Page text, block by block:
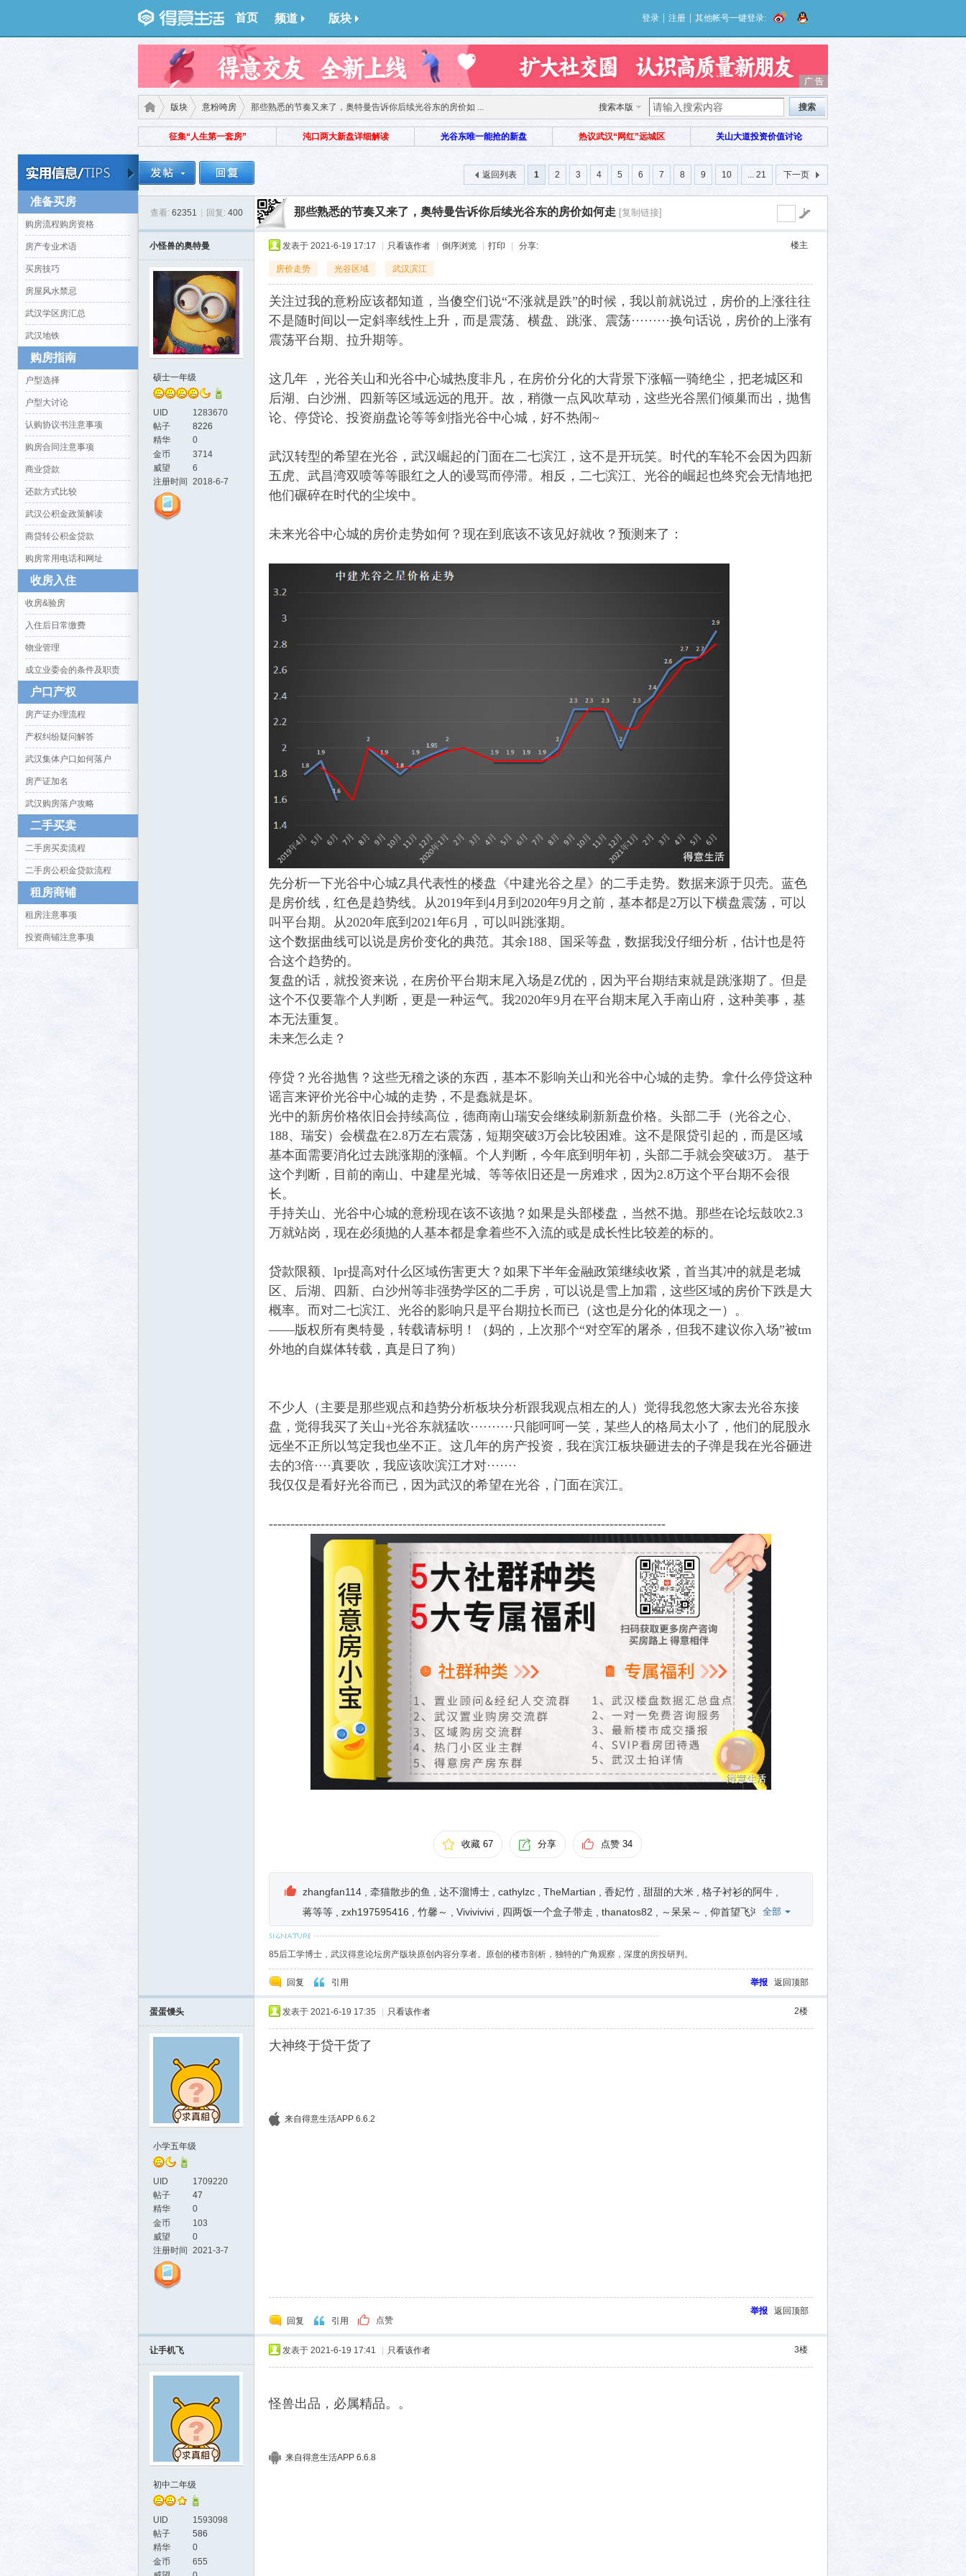
首页 频道 版块 登录 注册 其他帐号一键登录:
广 告
广 告
搜索本版 搜索
得意 ›
版块 意粉咵房 那些熟悉的节奏又来了，奥特曼告诉你后续光谷东的房价如 ...
征集“人生第一套房” 沌口两大新盘详细解读 光谷东唯一能抢的新盘 热议武汉“网红”远城区 关山大道投资价值讨论
准备买房
购房流程购房资格
房产专业术语
买房技巧
房屋风水禁忌
武汉学区房汇总
武汉地铁
购房指南
户型选择
户型大讨论
认购协议书注意事项
购房合同注意事项
商业贷款
还款方式比较
武汉公积金政策解读
商贷转公积金贷款
购房常用电话和网址
收房入住
收房&验房
入住后日常缴费
物业管理
成立业委会的条件及职责
户口产权
房产证办理流程
产权纠纷疑问解答
武汉集体户口如何落户
房产证加名
武汉购房落户攻略
二手买卖
二手房买卖流程
二手房公积金贷款流程
租房商铺
租房注意事项
投资商铺注意事项
1 2 3 4 5 6 7 8 9 10 ... 21 下一页
返回列表
查看: 62351 回复: 400 那些熟悉的节奏又来了，奥特曼告诉你后续光谷东的房价如何走 [复制链接]
小怪兽的奥特曼
硕士一年级
UID
1283670
帖子
8226
精华
0
金币
3714
威望
6
注册时间
2018-6-7
楼主
发表于 2021-6-19 17:17 只看该作者 倒序浏览 打印 分享:
房价走势 光谷区域 武汉滨江
关注过我的意粉应该都知道，当傻空们说“不涨就是跌”的时候，我以前就说过，房价的上涨往往
不是随时间以一定斜率线性上升，而是震荡、横盘、跳涨、震荡·········换句话说，房价的上涨有
震荡平台期、拉升期等。
这几年 ，光谷关山和光谷中心城热度非凡，在房价分化的大背景下涨幅一骑绝尘，把老城区和
后湖、白沙洲、四新等区域远远的甩开。故，稍微一点风吹草动，这些光谷黑们倾巢而出，抛售
论、停贷论、投资崩盘论等等剑指光谷中心城，好不热闹~
武汉转型的希望在光谷，武汉崛起的门面在二七滨江，这不是开玩笑。时代的车轮不会因为四新
五虎、武昌湾双喷等等眼红之人的谩骂而停滞。相反，二七滨江、光谷的崛起也终究会无情地把
他们碾碎在时代的尘埃中。
未来光谷中心城的房价走势如何？现在到底该不该见好就收？预测来了：
先分析一下光谷中心城Z具代表性的楼盘《中建光谷之星》的二手走势。数据来源于贝壳。蓝色
是房价线，红色是趋势线。从2019年到4月到2020年9月之前，基本都是2万以下横盘震荡，可以
叫平台期。从2020年底到2021年6月，可以叫跳涨期。
这个数据曲线可以说是房价变化的典范。其余188、国采等盘，数据我没仔细分析，估计也是符
合这个趋势的。
复盘的话，就投资来说，在房价平台期末尾入场是Z优的，因为平台期结束就是跳涨期了。但是
这个不仅要靠个人判断，更是一种运气。我2020年9月在平台期末尾入手南山府，这种美事，基
本无法重复。
未来怎么走？
停贷？光谷抛售？这些无稽之谈的东西，基本不影响关山和光谷中心城的走势。拿什么停贷这种
谣言来评价光谷中心城的走势，不是蠢就是坏。
光中的新房价格依旧会持续高位，德商南山瑞安会继续刷新新盘价格。头部二手（光谷之心、
188、瑞安）会横盘在2.8万左右震荡，短期突破3万会比较困难。这不是限贷引起的，而是区域
基本面需要消化过去跳涨期的涨幅。个人判断，今年底到明年初，头部二手就会突破3万。 基于
这个判断，目前的南山、中建星光城、等等依旧还是一房难求，因为2.8万这个平台期不会很
长。
手持关山、光谷中心城的意粉现在该不该抛？如果是头部楼盘，当然不抛。那些在论坛鼓吹2.3
万就站岗，现在必须抛的人基本都是拿着些不入流的或是成长性比较差的标的。
贷款限额、lpr提高对什么区域伤害更大？如果下半年金融政策继续收紧，首当其冲的就是老城
区、后湖、四新、白沙州等非强势学区的二手房，可以说是雪上加霜，这些区域的房价下跌是大
概率。而对二七滨江、光谷的影响只是平台期拉长而已（这也是分化的体现之一）。
——版权所有奥特曼，转载请标明！（妈的，上次那个“对空军的屠杀，但我不建议你入场”被tm
外地的自媒体转载，真是日了狗）
不少人（主要是那些观点和趋势分析板块分析跟我观点相左的人）觉得我忽悠大家去光谷东接
盘，觉得我买了关山+光谷东就猛吹··········只能呵呵一笑，某些人的格局太小了，他们的屁股永
远坐不正所以笃定我也坐不正。这几年的房产投资，我在滨江板块砸进去的子弹是我在光谷砸进
去的3倍····真要吹，我应该吹滨江才对·······
我仅仅是看好光谷而已，因为武汉的希望在光谷，门面在滨江。
--------------------------------------------------------------------------------------------
收藏 67 分享 点赞 34
zhangfan114 牵猫散步的鱼 达不溜博士 cathylzc TheMartian 香妃竹 甜甜的大米
格子衬衫的阿牛
蒋等等
zxh197595416 竹馨～ Vivivivivi 四两饭一个盒子带走 thanatos82 ～呆呆～ 仰首望飞鸿
了
八八
海阔天空_0101
平妖灭世 大江东流浪淘沙 taoye3322394 LIUYANL 蛋蛋馒头 vansen
全部
85后工学博士，武汉得意论坛房产版块原创内容分享者。原创的楼市剖析，独特的广角观察，深度的房投研判。
回复 引用 举报 返回顶部
蛋蛋馒头
小学五年级
UID
1709220
帖子
47
精华
0
金币
103
威望
0
注册时间
2021-3-7
2楼
发表于 2021-6-19 17:35 只看该作者
大神终于贷干货了
来自得意生活APP 6.6.2
回复 引用 点赞
举报 返回顶部
让手机飞
初中二年级
UID
1593098
帖子
586
精华
0
金币
655
3楼
发表于 2021-6-19 17:41 只看该作者
怪兽出品，必属精品。。
来自得意生活APP 6.6.8